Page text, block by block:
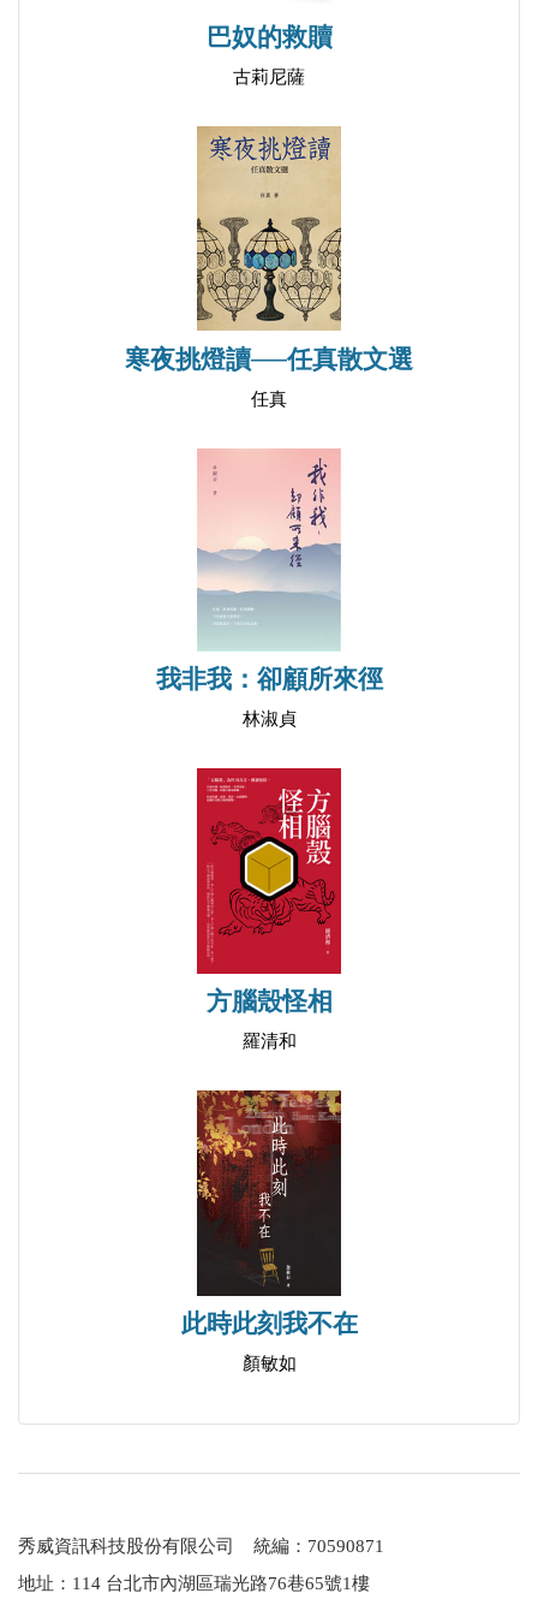
巴奴的救贖
古莉尼薩
寒夜挑燈讀──任真散文選
任真
我非我：卻顧所來徑
林淑貞
方腦殼怪相
羅清和
此時此刻我不在
顏敏如
秀威資訊科技股份有限公司 統編：70590871
地址：114 台北市內湖區瑞光路76巷65號1樓